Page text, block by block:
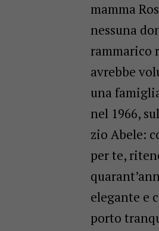
mamma
nessuna
rammarico
avrebbe
una
nel 1966,
zio Abele:
per te,
elegante e
porto